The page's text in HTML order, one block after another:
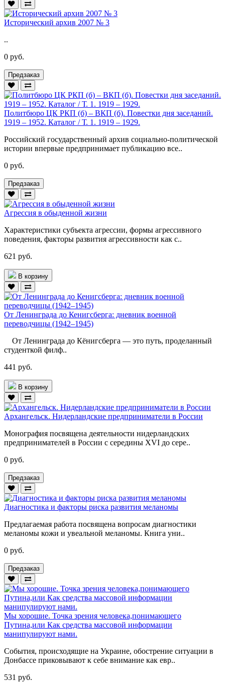
Исторический архив 2007 № 3
..
0 руб.
Предзаказ
Политбюро ЦК РКП (б) – ВКП (б). Повестки дня заседаний.
1919 – 1952. Каталог / Т. 1. 1919 – 1929.
Российский государственный архив социально-политической
истории впервые предпринимает публикацию все..
0 руб.
Предзаказ
Агрессия в обыденной жизни
Характеристики субъекта агрессии, формы агрессивного
поведения, факторы развития агрессивности как с..
621 руб.
В корзину
От Ленинграда до Кенигсберга: дневник военной
переводчицы (1942–1945)
От Ленинграда до Кёнигсберга — это путь, проделанный
студенткой филф..
441 руб.
В корзину
Архангельск. Нидерландские предприниматели в России
Монография посвящена деятельности нидерландских
предпринимателей в России с середины XVI до сере..
0 руб.
Предзаказ
Диагностика и факторы риска развития меланомы
Предлагаемая работа посвящена вопросам диагностики
меланомы кожи и увеальной меланомы. Книга уни..
0 руб.
Предзаказ
Мы хорошие. Точка зрения человека,понимающего
Путина,или Как средства массовой информации
манипулируют нами.
События, происходящие на Украине, обострение ситуации в
Донбассе приковывают к себе внимание как евр..
531 руб.